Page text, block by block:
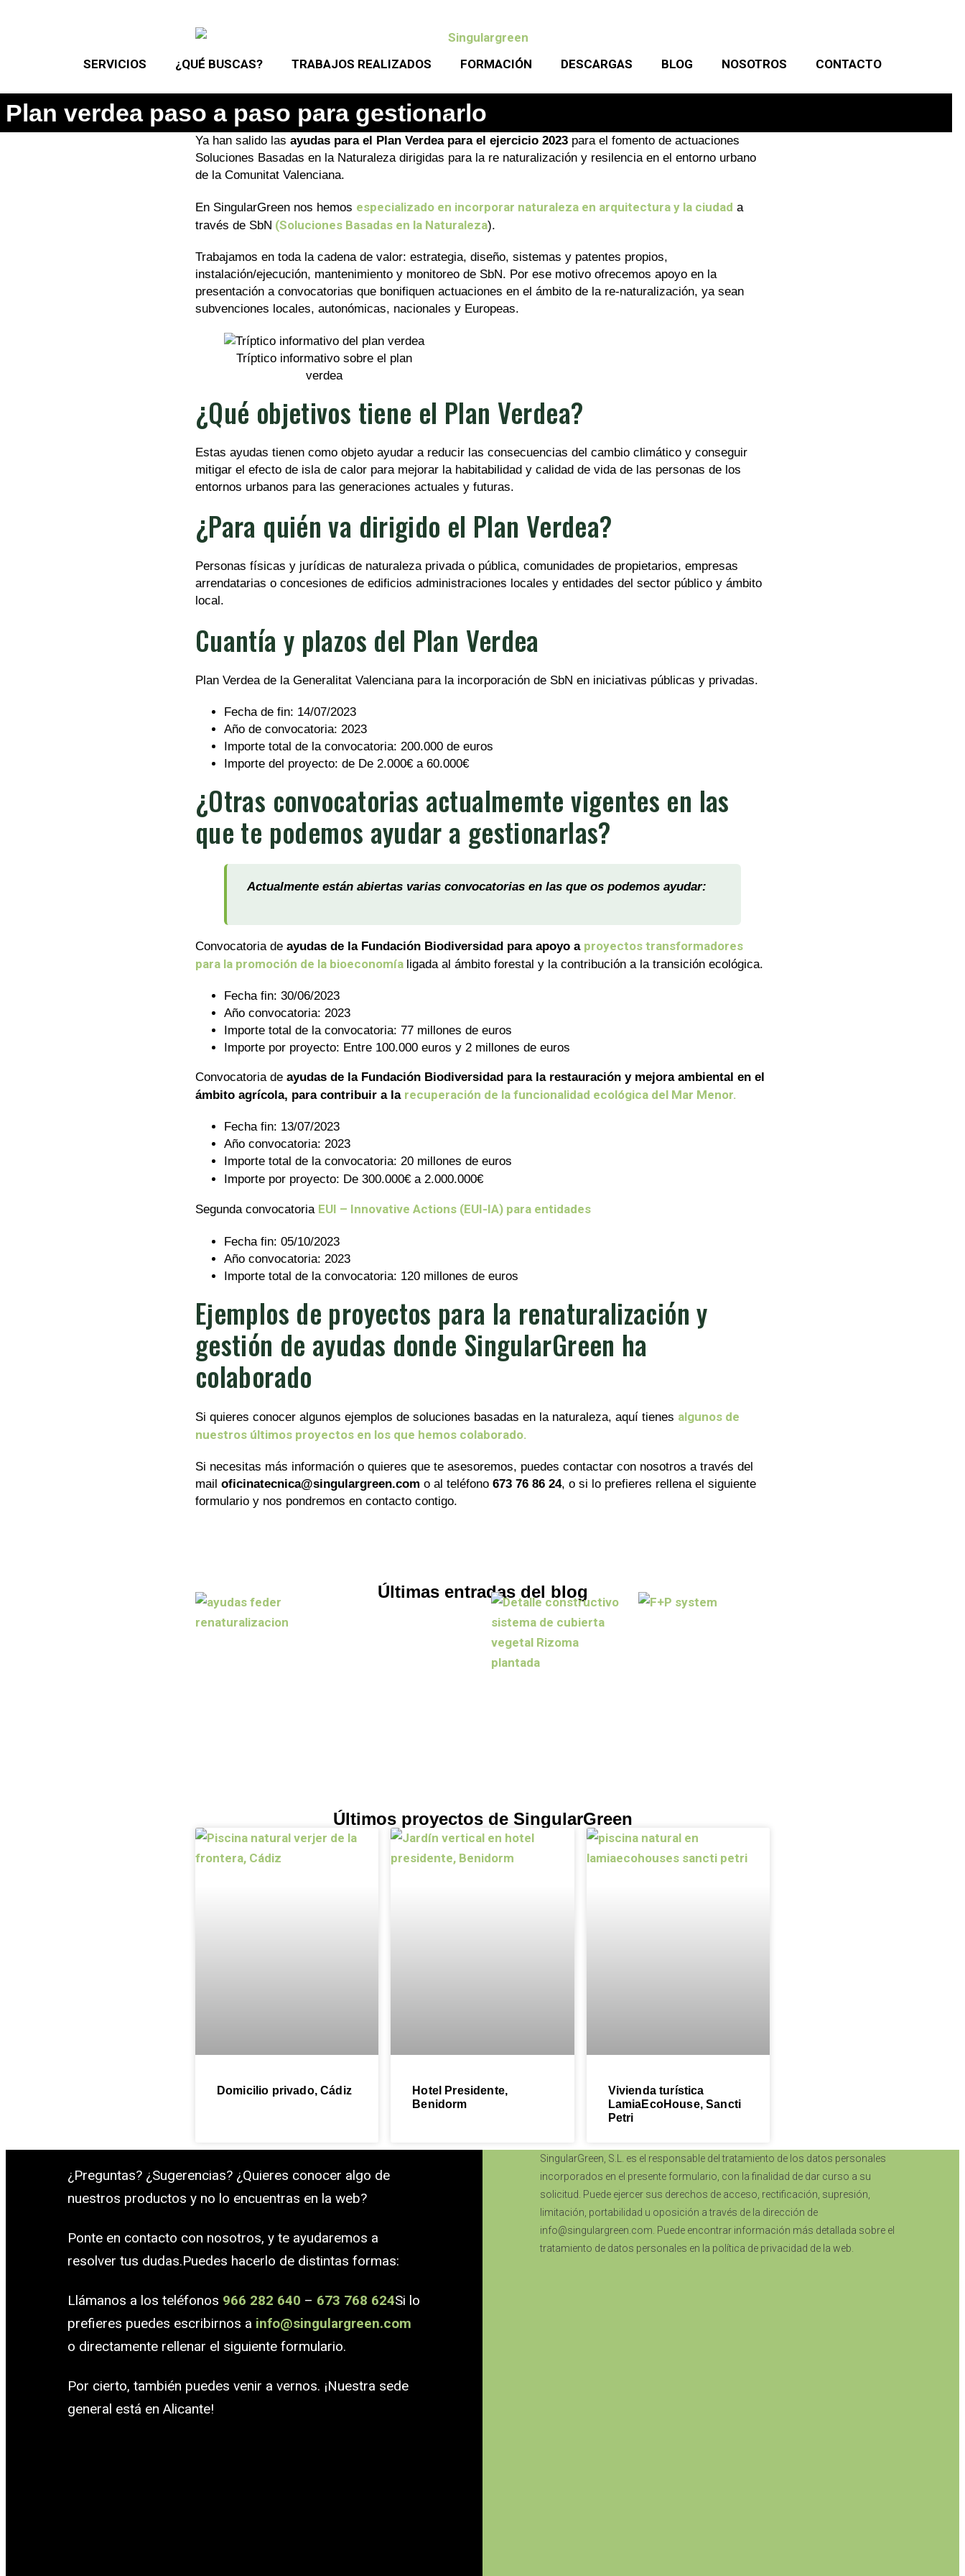
SERVICIOS ¿QUÉ BUSCAS? TRABAJOS REALIZADOS FORMACIÓN DESCARGAS BLOG NOSOTROS CONTACTO
Plan verdea paso a paso para gestionarlo
Ya han salido las ayudas para el Plan Verdea para el ejercicio 2023 para el fomento de actuaciones
Soluciones Basadas en la Naturaleza dirigidas para la re naturalización y resilencia en el entorno urbano
de la Comunitat Valenciana.
En SingularGreen nos hemos especializado en incorporar naturaleza en arquitectura y la ciudad a
través de SbN (Soluciones Basadas en la Naturaleza).
Trabajamos en toda la cadena de valor: estrategia, diseño, sistemas y patentes propios,
instalación/ejecución, mantenimiento y monitoreo de SbN. Por ese motivo ofrecemos apoyo en la
presentación a convocatorias que bonifiquen actuaciones en el ámbito de la re-naturalización, ya sean
subvenciones locales, autonómicas, nacionales y Europeas.
Tríptico informativo sobre el plan
verdea
¿Qué objetivos tiene el Plan Verdea?
Estas ayudas tienen como objeto ayudar a reducir las consecuencias del cambio climático y conseguir
mitigar el efecto de isla de calor para mejorar la habitabilidad y calidad de vida de las personas de los
entornos urbanos para las generaciones actuales y futuras.
¿Para quién va dirigido el Plan Verdea?
Personas físicas y jurídicas de naturaleza privada o pública, comunidades de propietarios, empresas
arrendatarias o concesiones de edificios administraciones locales y entidades del sector público y ámbito
local.
Cuantía y plazos del Plan Verdea
Plan Verdea de la Generalitat Valenciana para la incorporación de SbN en iniciativas públicas y privadas.
Fecha de fin: 14/07/2023
Año de convocatoria: 2023
Importe total de la convocatoria: 200.000 de euros
Importe del proyecto: de De 2.000€ a 60.000€
¿Otras convocatorias actualmemte vigentes en las
que te podemos ayudar a gestionarlas?
Actualmente están abiertas varias convocatorias en las que os podemos ayudar:
Convocatoria de ayudas de la Fundación Biodiversidad para apoyo a proyectos transformadores
para la promoción de la bioeconomía ligada al ámbito forestal y la contribución a la transición ecológica.
Fecha fin: 30/06/2023
Año convocatoria: 2023
Importe total de la convocatoria: 77 millones de euros
Importe por proyecto: Entre 100.000 euros y 2 millones de euros
Convocatoria de ayudas de la Fundación Biodiversidad para la restauración y mejora ambiental en el
ámbito agrícola, para contribuir a la recuperación de la funcionalidad ecológica del Mar Menor.
Fecha fin: 13/07/2023
Año convocatoria: 2023
Importe total de la convocatoria: 20 millones de euros
Importe por proyecto: De 300.000€ a 2.000.000€
Segunda convocatoria EUI – Innovative Actions (EUI-IA) para entidades
Fecha fin: 05/10/2023
Año convocatoria: 2023
Importe total de la convocatoria: 120 millones de euros
Ejemplos de proyectos para la renaturalización y
gestión de ayudas donde SingularGreen ha
colaborado
Si quieres conocer algunos ejemplos de soluciones basadas en la naturaleza, aquí tienes algunos de
nuestros últimos proyectos en los que hemos colaborado.
Si necesitas más información o quieres que te asesoremos, puedes contactar con nosotros a través del
mail oficinatecnica@singulargreen.com o al teléfono 673 76 86 24, o si lo prefieres rellena el siguiente
formulario y nos pondremos en contacto contigo.
Últimas entradas del blog
Últimos proyectos de SingularGreen
Domicilio privado, Cádiz
Hotel Presidente,
Benidorm
Vivienda turística
LamiaEcoHouse, Sancti
Petri
¿Preguntas? ¿Sugerencias? ¿Quieres conocer algo de
nuestros productos y no lo encuentras en la web?
Ponte en contacto con nosotros, y te ayudaremos a
resolver tus dudas.Puedes hacerlo de distintas formas:
Llámanos a los teléfonos 966 282 640 – 673 768 624Si lo
prefieres puedes escribirnos a info@singulargreen.com
o directamente rellenar el siguiente formulario.
Por cierto, también puedes venir a vernos. ¡Nuestra sede
general está en Alicante!
SingularGreen, S.L. es el responsable del tratamiento de los datos personales
incorporados en el presente formulario, con la finalidad de dar curso a su
solicitud. Puede ejercer sus derechos de acceso, rectificación, supresión,
limitación, portabilidad u oposición a través de la dirección de
info@singulargreen.com. Puede encontrar información más detallada sobre el
tratamiento de datos personales en la política de privacidad de la web.